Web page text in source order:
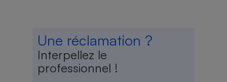
Une réclamation ?
Interpellez le
professionnel !